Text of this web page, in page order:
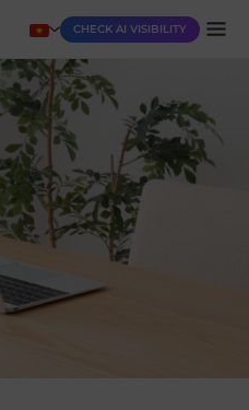
CHECK AI VISIBILITY